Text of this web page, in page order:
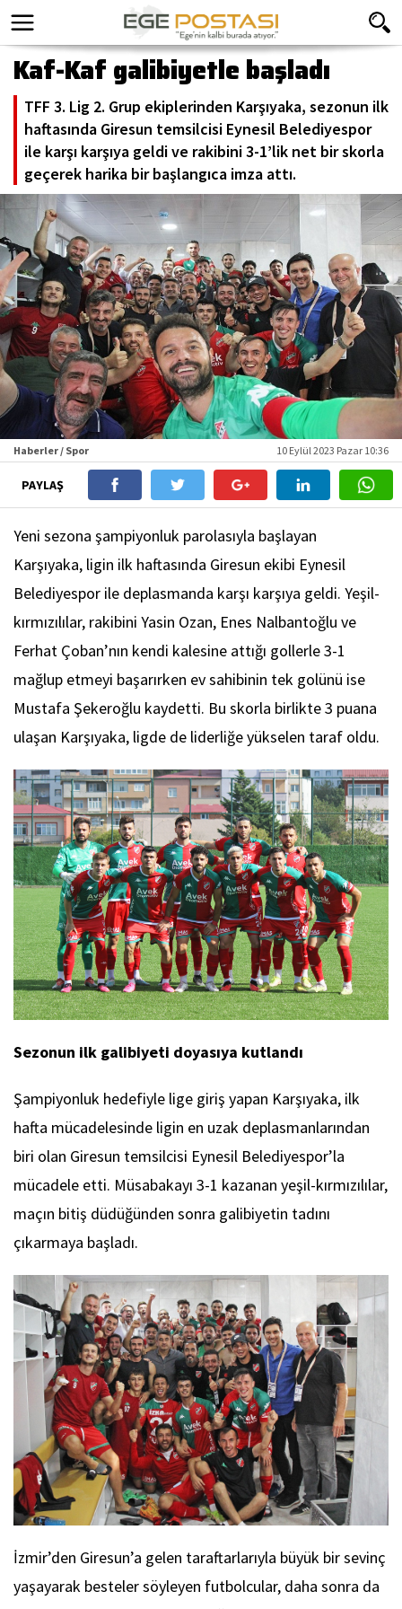
Kaf-Kaf galibiyetle başladı
TFF 3. Lig 2. Grup ekiplerinden Karşıyaka, sezonun ilk
haftasında Giresun temsilcisi Eynesil Belediyespor
ile karşı karşıya geldi ve rakibini 3-1’lik net bir skorla
geçerek harika bir başlangıca imza attı.
Haberler / Spor 10 Eylül 2023 Pazar 10:36
PAYLAŞ
Yeni sezona şampiyonluk parolasıyla başlayan
Karşıyaka, ligin ilk haftasında Giresun ekibi Eynesil
Belediyespor ile deplasmanda karşı karşıya geldi. Yeşil-
kırmızılılar, rakibini Yasin Ozan, Enes Nalbantoğlu ve
Ferhat Çoban’nın kendi kalesine attığı gollerle 3-1
mağlup etmeyi başarırken ev sahibinin tek golünü ise
Mustafa Şekeroğlu kaydetti. Bu skorla birlikte 3 puana
ulaşan Karşıyaka, ligde de liderliğe yükselen taraf oldu.
Sezonun ilk galibiyeti doyasıya kutlandı
Şampiyonluk hedefiyle lige giriş yapan Karşıyaka, ilk
hafta mücadelesinde ligin en uzak deplasmanlarından
biri olan Giresun temsilcisi Eynesil Belediyespor’la
mücadele etti. Müsabakayı 3-1 kazanan yeşil-kırmızılılar,
maçın bitiş düdüğünden sonra galibiyetin tadını
çıkarmaya başladı.
İzmir’den Giresun’a gelen taraftarlarıyla büyük bir sevinç
yaşayarak besteler söyleyen futbolcular, daha sonra da